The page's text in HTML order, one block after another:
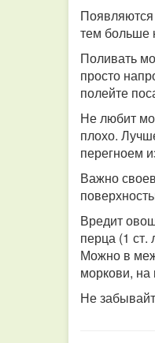
Появляются
тем больше
Поливать
просто
полейте
Не любит
плохо.
перегноем
Важно
Вредит
перца (1 ст.
Можно в
моркови, на
Не